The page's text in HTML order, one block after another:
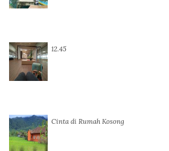
12.45
Cinta di Rumah Kosong